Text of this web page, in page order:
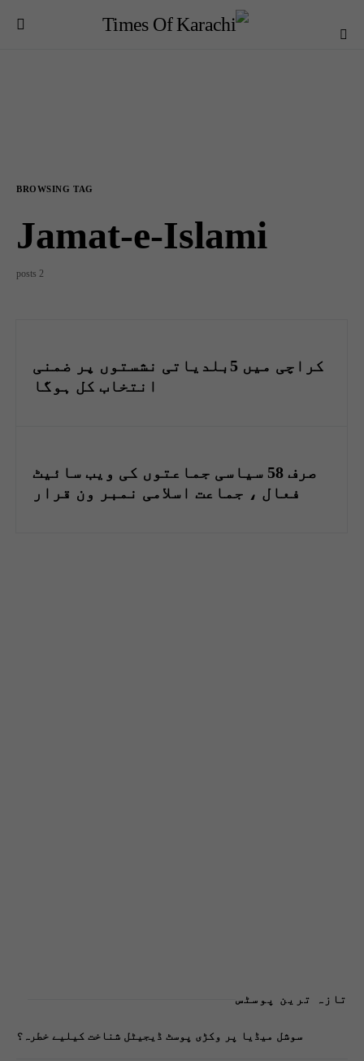
BROWSING TAG
Jamat-e-Islami
2 posts
کراچی میں 5بلدیاتی نشستوں پر ضمنی
انتخاب کل ہوگا
صرف 58 سیاسی جماعتوں کی ویب سائیٹ
فعال ، جماعت اسلامی نمبر ون قرار
تازہ ترین پوسٹس
سوشل میڈیا پر وکڑی پوسٹ ڈیجیٹل شناخت کیلیے خطرہ؟